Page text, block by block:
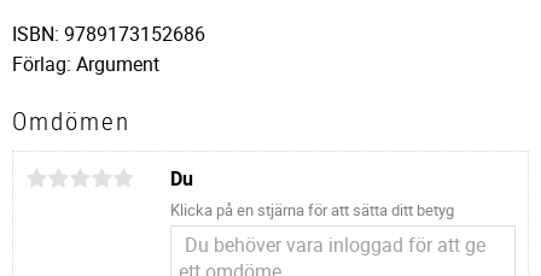
ISBN: 9789173152686
Förlag: Argument
Omdömen
Du
Klicka på en stjärna för att sätta ditt betyg